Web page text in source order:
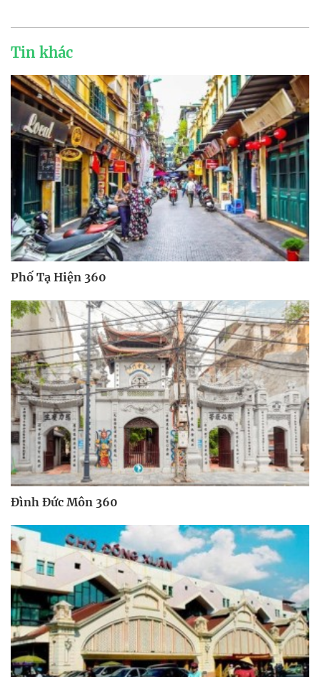
Tin khác
Phố Tạ Hiện 360
Đình Đức Môn 360